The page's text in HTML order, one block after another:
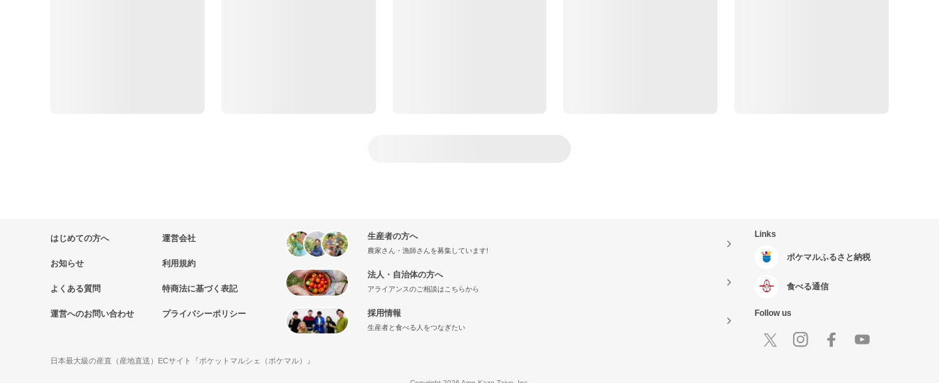
はじめての方へ
お知らせ
よくある質問
運営へのお問い合わせ
運営会社
利用規約
特商法に基づく表記
プライバシーポリシー
生産者の方へ
農家さん・漁師さんを募集しています!
法人・自治体の方へ
アライアンスのご相談はこちらから
採用情報
生産者と食べる人をつなぎたい
Links
ポケマルふるさと納税
食べる通信
Follow us
日本最大級の産直（産地直送）ECサイト『ポケットマルシェ（ポケマル）』